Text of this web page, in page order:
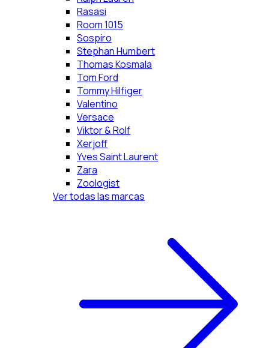
Rasasi
Room 1015
Sospiro
Stephan Humbert
Thomas Kosmala
Tom Ford
Tommy Hilfiger
Valentino
Versace
Viktor & Rolf
Xerjoff
Yves Saint Laurent
Zara
Zoologist
Ver todas las marcas